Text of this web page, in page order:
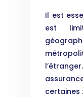
Il est
est
certaines